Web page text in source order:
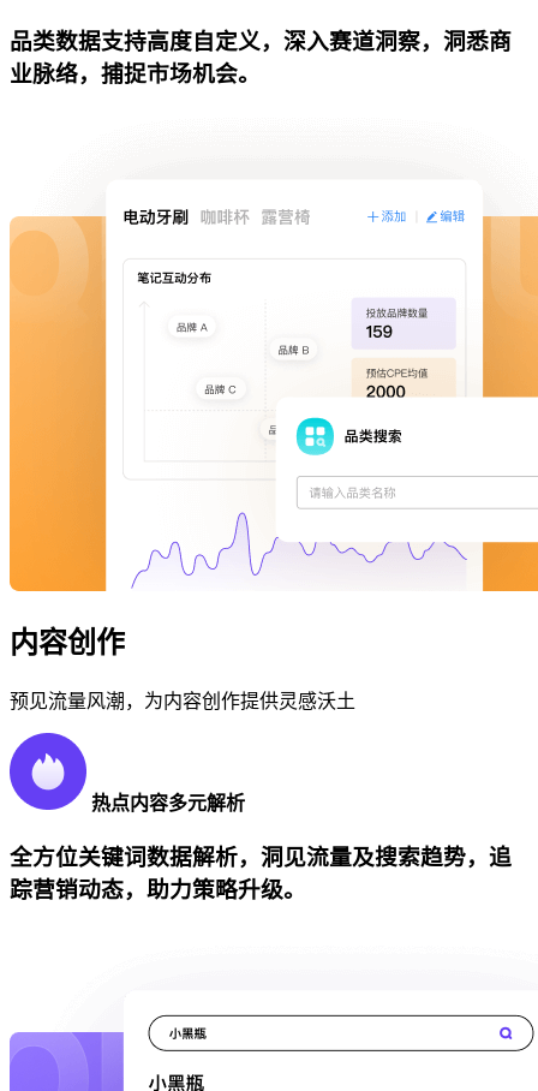
品类数据支持高度自定义，深入赛道洞察，洞悉商
业脉络，捕捉市场机会。
内容创作
预见流量风潮，为内容创作提供灵感沃土
热点内容多元解析
全方位关键词数据解析，洞见流量及搜索趋势，追
踪营销动态，助力策略升级。